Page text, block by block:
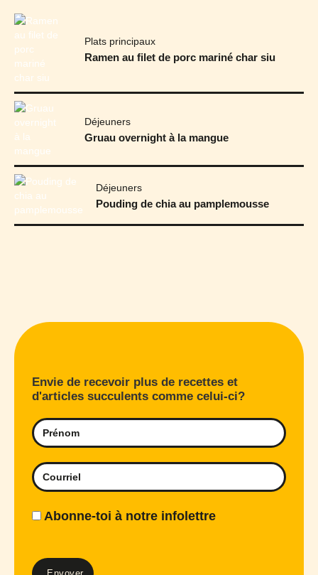
Plats principaux
Ramen au filet de porc mariné char siu
Déjeuners
Gruau overnight à la mangue
Déjeuners
Pouding de chia au pamplemousse
Envie de recevoir plus de recettes et
d'articles succulents comme celui-ci?
Abonne-toi à notre infolettre